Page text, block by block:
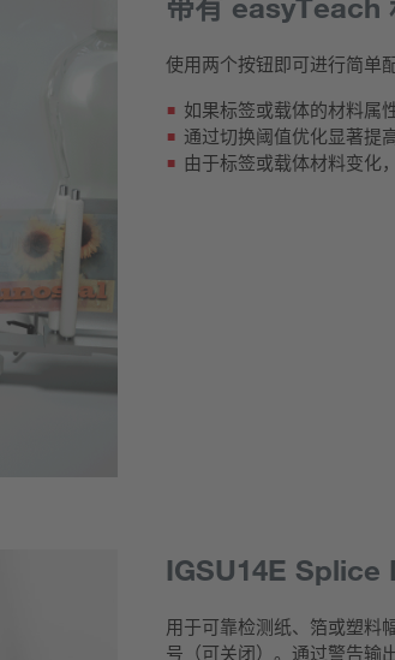
使用两个按钮即可进行简单
如果标签或载体的材料属
通过切换阈值优化显著提
由于标签或载体材料变化
IGSU14E Splice
用于可靠检测纸、箔或塑料
号（可关闭）。通过警告输